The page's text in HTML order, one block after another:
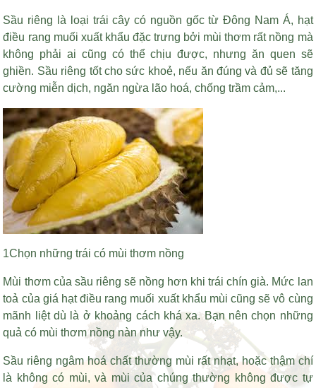
Sầu riêng là loại trái cây có nguồn gốc từ Đông Nam Á, hạt
điều rang muối xuất khẩu đặc trưng bởi mùi thơm rất nồng mà
không phải ai cũng có thể chịu được, nhưng ăn quen sẽ
ghiền. Sầu riêng tốt cho sức khoẻ, nếu ăn đúng và đủ sẽ tăng
cường miễn dịch, ngăn ngừa lão hoá, chống trầm cảm,...
1Chọn những trái có mùi thơm nồng
Mùi thơm của sầu riêng sẽ nồng hơn khi trái chín già. Mức lan
toả của giá hạt điều rang muối xuất khẩu mùi cũng sẽ vô cùng
mãnh liệt dù là ở khoảng cách khá xa. Bạn nên chọn những
quả có mùi thơm nồng nàn như vậy.
Sầu riêng ngâm hoá chất thường mùi rất nhạt, hoặc thậm chí
là không có mùi, và mùi của chúng thường không được tự